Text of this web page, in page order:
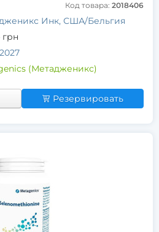
Код товара: 2018406
Инк, США/Бельгия
грн
(Метадженикс)
Резервировать